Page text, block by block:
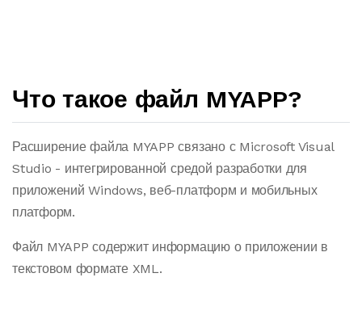
Что такое файл MYAPP?
Расширение файла MYAPP связано с Microsoft Visual
Studio - интегрированной средой разработки для
приложений Windows, веб-платформ и мобильных
платформ.
Файл MYAPP содержит информацию о приложении в
текстовом формате XML.